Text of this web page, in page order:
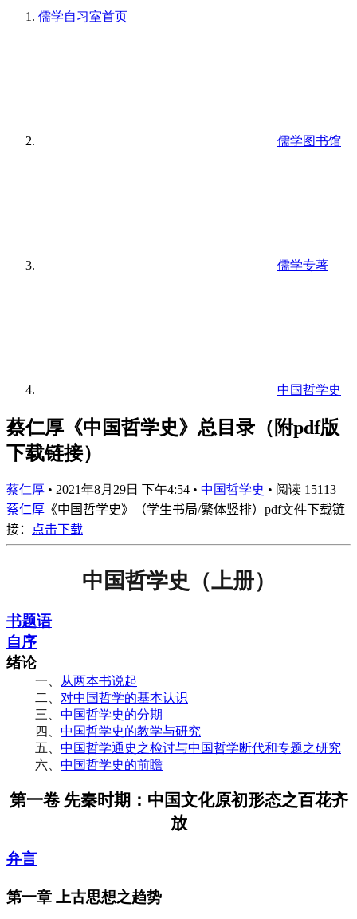
儒学自习室首页
儒学图书馆
儒学专著
中国哲学史
蔡仁厚《中国哲学史》总目录（附pdf版
下载链接）
蔡仁厚 • 2021年8月29日 下午4:54 • 中国哲学史 • 阅读 15113
蔡仁厚 《中国哲学史》（学生书局/繁体竖排） pdf文件下载链
接：
点击下载
中国哲学史（上册）
书题语
自序
绪论
一、
从两本书说起
二、 对中国哲学的基本认识
三、 中国哲学史的分期
四、 中国哲学史的教学与研究
五、 中国哲学通史之检讨与中国哲学断代和专题之研究
六、 中国哲学史的前瞻
第一卷 先秦时期：中国文化原初形态之百花齐
放
弁言
第一章 上古思想之趋势